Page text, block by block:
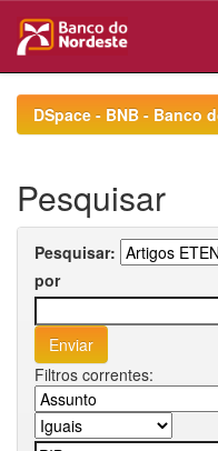
navigationDSpace - BNB - Banco
Pesquisar
Pesquisar:
por
Filtros correntes: